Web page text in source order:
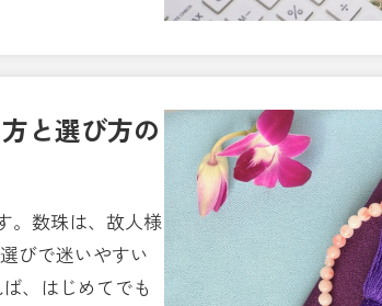
と選び方の
。数珠は、故人様
びで迷いやすい
、はじめてでも